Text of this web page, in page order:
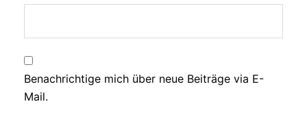
Benachrichtige mich über neue Beiträge via E-
Mail.